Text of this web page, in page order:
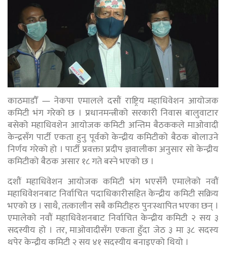
काठमाडौँ — नेकपा एमालले दसौं राष्ट्रिय महाधिवेशन आयोजक
कमिटी भंग गरेको छ । प्रधानमन्त्रीको सरकारी निवास बालुवाटार
बसेको महाधिवशेन आयोजक कमिटी अन्तिम बैठककले माओवादी
केन्द्रसँग पार्टी एकता हुनु पूर्वको केन्द्रीय कमिटीको बैठक बोलाउने
निर्णय गरेको हो । पार्टी प्रवक्ता प्रदीप ज्ञवालीका अनुसार सो केन्द्रीय
कमिटीको बैठक असार १८ गते बस्ने भएको छ ।
दशौं महाधिवेशन आयोजक कमिटी भंग भएसँगै एमालेको नवौं
महाधिवेशनबाट निर्वाचित पदाधिकारीसहित केन्द्रीय कमिटी सक्रिय
भएको छ । साथै, तत्कालीन सबै कमिटीहरु पुनःस्थापित भएका छन् ।
एमालेको नवौं महाधिवेशनबाट निर्वाचित केन्द्रीय कमिटी २ सय ३
सदस्यीय हो । तर, माओवादीसँग एकता हुँदा जेठ ३ मा ३८ सदस्य
थपेर केन्द्रीय कमिटी २ सय ४१ सदस्यीय बनाइएको थियो ।